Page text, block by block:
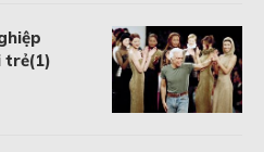
trẻ(1)